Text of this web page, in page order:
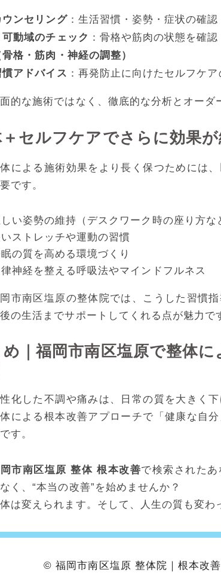
ウンセリング：生活習慣・姿勢・症状の確認
動域のチェック ：骨格や筋肉の状態を確認
格・筋肉・神経の調整）
アドバイス ：再発防止に向けたセルフケア
的な施術ではなく、徹底的な分析とオーダ
セルフケアでさらに効果が
による施術効果をより長く保つためには
です。
い姿勢の維持（デスクワーク時の座り方な
ストレッチや運動の習慣
眠の質を高める環境づくり
律神経を整える呼吸法やマインドフルネス
市南区塩原の整体院では、こうした習慣
の生活までサポートしてくれる点が魅力で
め｜福岡市南区塩原で整体
化した不調や痛みは、日常の質を大きく下
による根本改善アプローチで「健康な自
す。
市南区塩原 整体 根本改善で検索された
く、“本当の改善”を始めませんか？
は変えられます。そして、人生の質も変わ
© 福岡市南区塩原 整体院｜根本改